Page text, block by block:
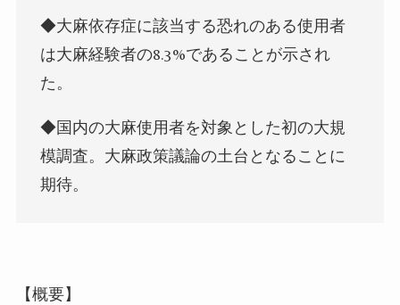
◆大麻依存症に該当する恐れのある使用者
は大麻経験者の8.3%であることが示され
た。
◆国内の大麻使用者を対象とした初の大規
模調査。大麻政策議論の土台となることに
期待。
【概要】